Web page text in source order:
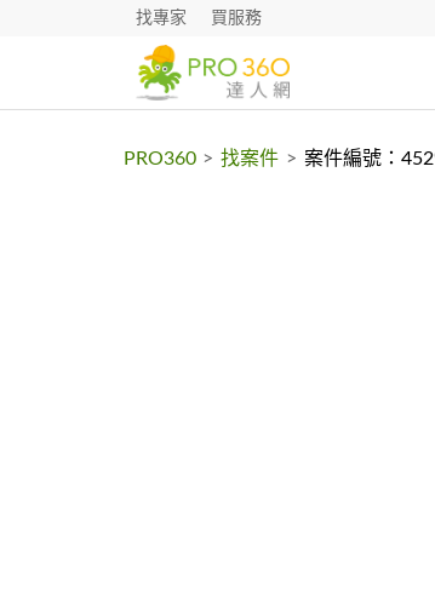
找專家 買服務
PRO360 > 找案件 > 案件編號：